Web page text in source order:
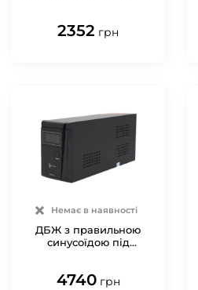
2352 грн
Немає в наявності
ДБЖ з правильною
синусоїдою під
LCD (360Вт)
4740 грн